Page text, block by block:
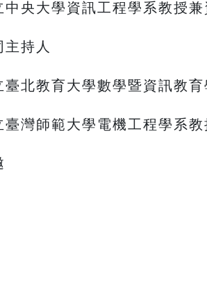
中央大學資訊工程學系教授
主持人
臺北教育大學數學暨資訊教
臺灣師範大學電機工程學系